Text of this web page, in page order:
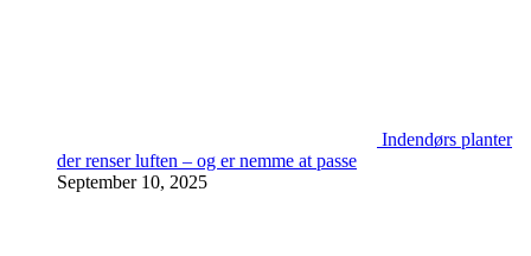
Indendørs planter
der renser luften – og er nemme at passe
September 10, 2025